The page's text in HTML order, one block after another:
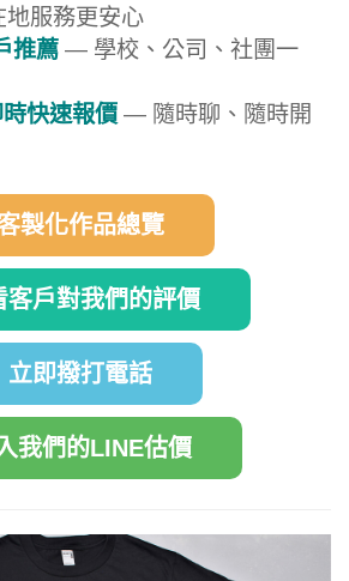
地服務更安心
推薦 — 學校、公司、社團一
快速報價 — 隨時聊、隨時開
製化作品總覽
客戶對我們的評價
立即撥打電話
我們的LINE估價